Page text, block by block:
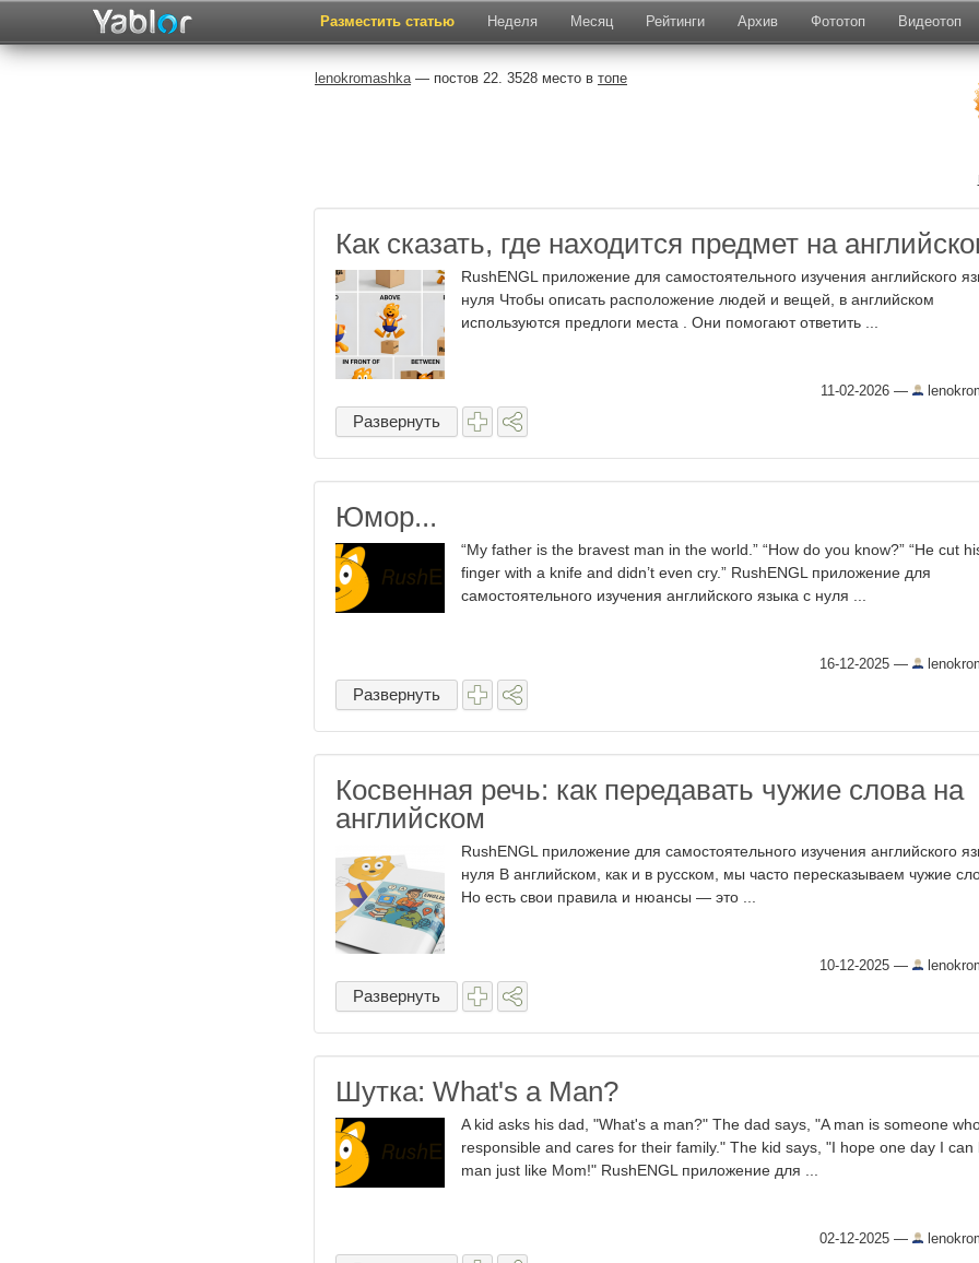
Разместить статью Неделя Месяц Рейтинги Архив Фототоп Видеотоп
lenokromashka— постов 22. 3528 место в топе
Как сказать, где находится предмет на
RushENGL приложение для самостоятельного изучения английского
нуля Чтобы описать расположение людей и вещей, в английском
используются предлоги места . Они помогают ответить ...
11-02-2026 —
Развернуть
Юмор...
“My father is the bravest man in the world.” “How do you know?” “He cut
finger with a knife and didn’t even cry.” RushENGL приложение для
самостоятельного изучения английского языка с нуля ...
16-12-2025 —
Развернуть
Косвенная речь: как передавать чужие слова на
английском
RushENGL приложение для самостоятельного изучения английского
нуля В английском, как и в русском, мы часто пересказываем чужие
Но есть свои правила и нюансы — это ...
10-12-2025 —
Развернуть
Шутка: What's a Man?
A kid asks his dad, "What's a man?" The dad says, "A man is someone
responsible and cares for their family." The kid says, "I hope one day I can
man just like Mom!" RushENGL приложение для ...
02-12-2025 —